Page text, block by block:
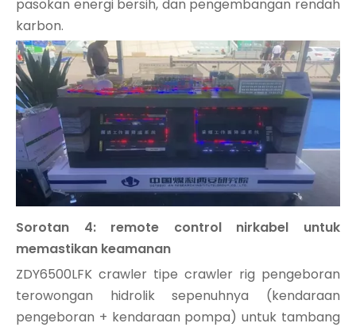
pasokan energi bersih, dan pengembangan rendah
karbon.
Sorotan 4: remote control nirkabel untuk
memastikan keamanan
ZDY6500LFK crawler tipe crawler rig pengeboran
terowongan hidrolik sepenuhnya (kendaraan
pengeboran + kendaraan pompa) untuk tambang